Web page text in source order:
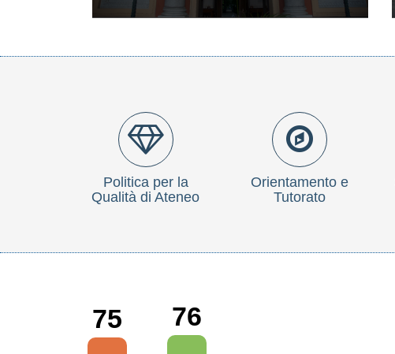
Politica per la
Qualità di Ateneo
Orientamento e
Tutorato
75 76